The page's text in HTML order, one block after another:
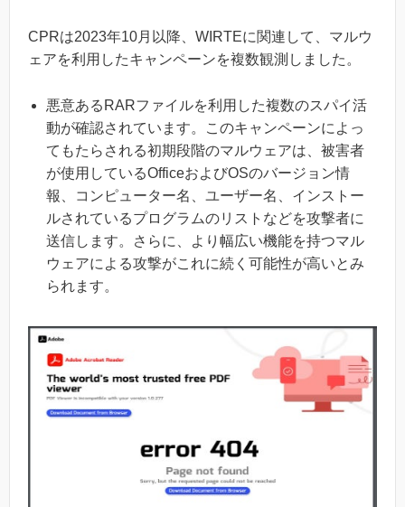
CPRは2023年10月以降、WIRTEに関連して、マルウ
ェアを利用したキャンペーンを複数観測しました。
悪意あるRARファイルを利用した複数のスパイ活
動が確認されています。このキャンペーンによっ
てもたらされる初期段階のマルウェアは、被害者
が使用しているOfficeおよびOSのバージョン情
報、コンピューター名、ユーザー名、インストー
ルされているプログラムのリストなどを攻撃者に
送信します。さらに、より幅広い機能を持つマル
ウェアによる攻撃がこれに続く可能性が高いとみ
られます。